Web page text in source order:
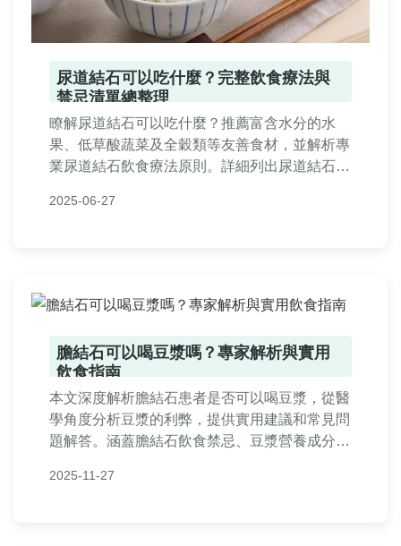
尿道結石可以吃什麼？完整飲食療法與
禁忌清單總整理
瞭解尿道結石可以吃什麼？推薦富含水分的水
果、低草酸蔬菜及全穀類等友善食材，並解析專
業尿道結石飲食療法原則。詳細列出尿道結石飲
物，同時提醒尿道結石飲食注意事項，包括每日
2025-06-27
膽結石可以喝豆漿嗎？專家解析與實用
飲食指南
本文深度解析膽結石患者是否可以喝豆漿，從醫
學角度分析豆漿的利弊，提供實用建議和常見問
題解答。涵蓋膽結石飲食禁忌、豆漿營養成分、
專業知識，避免誤導，適合膽結石患者參考。
2025-11-27